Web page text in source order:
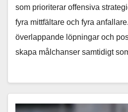
som prioriterar offensiva
fyra mittfältare och fyra
överlappande löpningar och
skapa målchanser samtidigt